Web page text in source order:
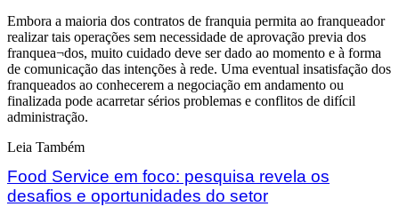
Embora a maioria dos contratos de franquia permita ao franqueador
realizar tais operações sem necessidade de aprovação previa dos
franquea¬dos, muito cuidado deve ser dado ao momento e à forma
de comunicação das intenções à rede. Uma eventual insatisfação dos
franqueados ao conhecerem a negociação em andamento ou
finalizada pode acarretar sérios problemas e conflitos de difícil
administração.
Leia Também
Food Service em foco: pesquisa revela os
desafios e oportunidades do setor